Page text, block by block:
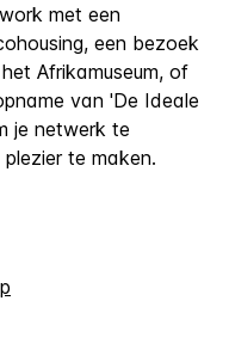
met een
een bezoek
Afrikamuseum, of
van 'De Ideale
je netwerk te
te maken.